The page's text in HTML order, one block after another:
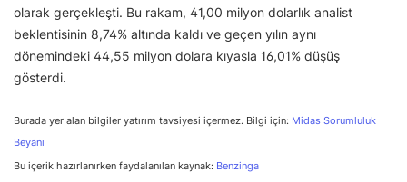
olarak gerçekleşti. Bu rakam, 41,00 milyon dolarlık analist
beklentisinin 8,74% altında kaldı ve geçen yılın aynı
dönemindeki 44,55 milyon dolara kıyasla 16,01% düşüş
gösterdi.
Burada yer alan bilgiler yatırım tavsiyesi içermez. Bilgi için: Midas Sorumluluk
Beyanı
Bu içerik hazırlanırken faydalanılan kaynak: Benzinga